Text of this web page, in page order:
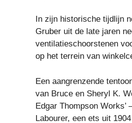
In zijn historische tijdlijn
Gruber uit de late jaren
ventilatieschoorstenen
op het terrein van
Een aangrenzende
van Bruce en Sheryl K.
Edgar Thompson Works’
Labourer, een ets uit